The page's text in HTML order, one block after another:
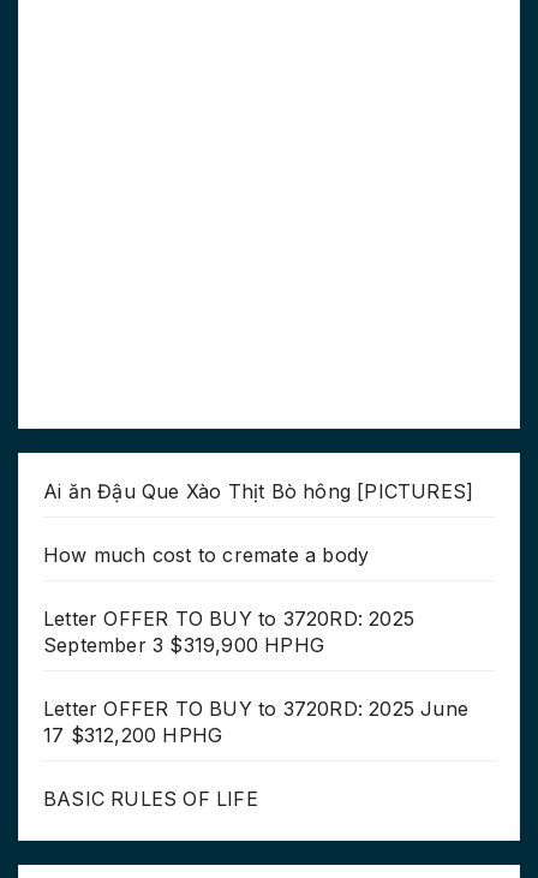
Ai ăn Đậu Que Xào Thịt Bò hông [PICTURES]
How much cost to cremate a body
Letter OFFER TO BUY to 3720RD: 2025
September 3 $319,900 HPHG
Letter OFFER TO BUY to 3720RD: 2025 June
17 $312,200 HPHG
BASIC RULES OF LIFE